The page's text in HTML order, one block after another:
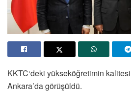
KKTC‘deki yükseköğretimin
Ankara’da görüşüldü.